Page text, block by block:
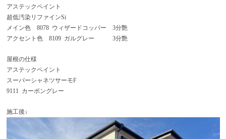
アステックペイント
超低汚染リファインSi
メイン色 8078 ウィザードコッパー 3分艶
アクセント色 8109 ガルグレー 3分艶
屋根の仕様
アステックペイント
スーパーシャネツサーモF
9111 カーボングレー
施工後↓